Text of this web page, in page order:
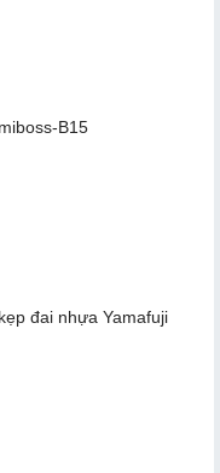
B15
đai nhựa Yamafuji